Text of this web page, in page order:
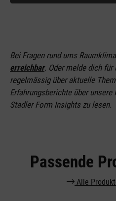
Bei Fragen rund ums
erreichbar. Oder melde dich für
regelmässig über aktuelle
Erfahrungsberichte über
Stadler Form Insights zu lesen.
Passende
Alle